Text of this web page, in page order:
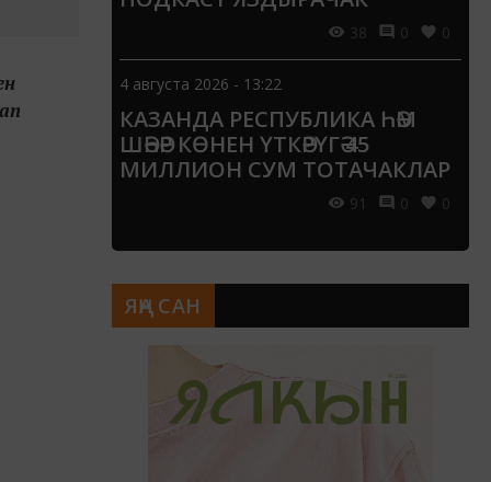
38 0 0
4 августа 2026 - 13:22
КАЗАНДА РЕСПУБЛИКА ҺӘМ
ШӘҺӘР КӨНЕН ҮТКӘРҮГӘ 45
МИЛЛИОН СУМ ТОТАЧАКЛАР
91 0 0
ЯҢА САН